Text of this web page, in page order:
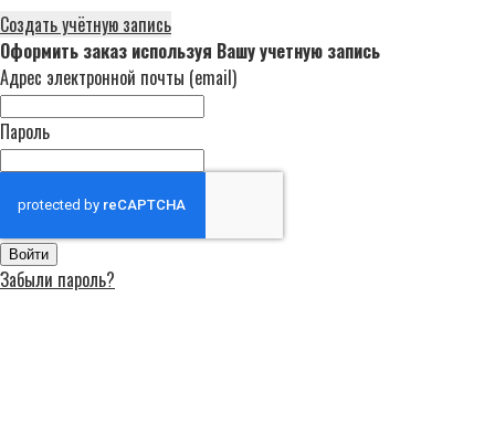
Создать учётную запись
Оформить заказ используя Вашу учетную запись
Адрес электронной почты (email)
Пароль
Войти
Забыли пароль?